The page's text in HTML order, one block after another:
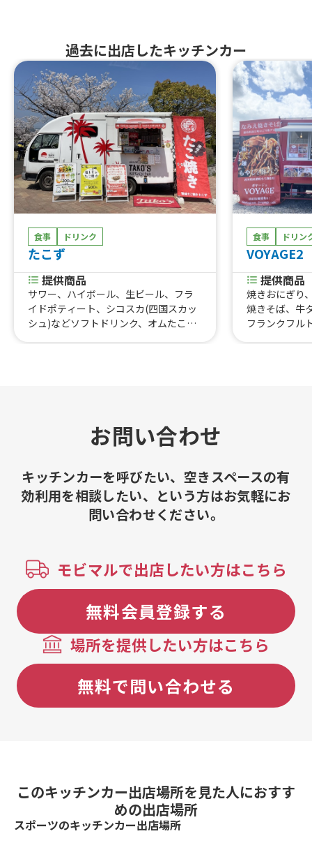
過去に出店したキッチンカー
食事 ドリンク
たこず
提供商品
サワー、ハイボール、生ビール、フラ
イドポティート、シコスカ(四国スカッ
シュ)などソフトドリンク、オムたこ、
食事 ドリン
VOYAGE2
提供商品
焼きおにぎり
焼きそば、牛
フランクフル
お問い合わせ
キッチンカーを呼びたい、空きスペースの有
効利用を相談したい、という方はお気軽にお
問い合わせください。
モビマルで出店したい方はこちら
無料会員登録する
場所を提供したい方はこちら
無料で問い合わせる
このキッチンカー出店場所を見た人におすす
めの出店場所
スポーツのキッチンカー出店場所